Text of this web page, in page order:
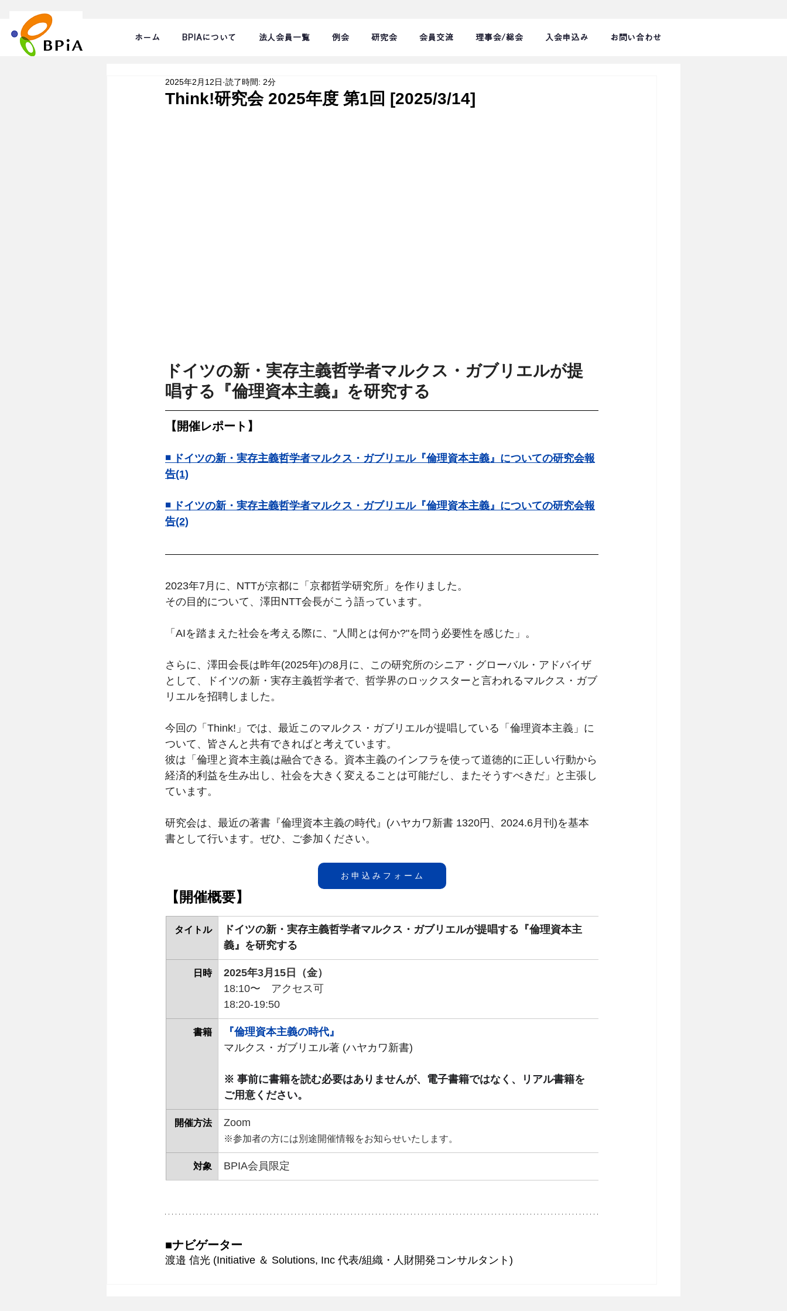
ホーム BPIAについて 法人会員一覧 例会 研究会 会員交流 理事会/総会 入会申込み お問い合わせ
Think!研究会 2025年度 第1回 [2025/3/14]
2025年2月12日 読了時間: 2分
ドイツの新・実存主義哲学者マルクス・ガブリエルが提
唱する『倫理資本主義』を研究する
【開催レポート】
◾️ ドイツの新・実存主義哲学者マルクス・ガブリエル『倫理資本主義』についての研究会報
告(1)
◾️ ドイツの新・実存主義哲学者マルクス・ガブリエル『倫理資本主義』についての研究会報
告(2)
2023年7月に、NTTが京都に「京都哲学研究所」を作りました。
その目的について、澤田NTT会長がこう語っています。
「AIを踏まえた社会を考える際に、"人間とは何か?"を問う必要性を感じた」。
さらに、澤田会長は昨年(2025年)の8月に、この研究所のシニア・グローバル・アドバイザ
として、ドイツの新・実存主義哲学者で、哲学界のロックスターと言われるマルクス・ガブ
リエルを招聘しました。
今回の「Think!」では、最近このマルクス・ガブリエルが提唱している「倫理資本主義」に
ついて、皆さんと共有できればと考えています。
彼は「倫理と資本主義は融合できる。資本主義のインフラを使って道徳的に正しい行動から
経済的利益を生み出し、社会を大きく変えることは可能だし、またそうすべきだ」と主張し
ています。
研究会は、最近の著書『倫理資本主義の時代』(ハヤカワ新書 1320円、2024.6月刊)を基本
書として行います。ぜひ、ご参加ください。
お 申 込 み フ ォ ー ム
【開催概要】
タイトル
ドイツの新・実存主義哲学者マルクス・ガブリエルが提唱する『倫理資本主
義』を研究する
日時
2025年3月15日（金）
18:10〜　アクセス可
18:20-19:50
書籍
『倫理資本主義の時代』
マルクス・ガブリエル著 (ハヤカワ新書)
※ 事前に書籍を読む必要はありませんが、電子書籍ではなく、リアル書籍を
ご用意ください。
開催方法 Zoom
※参加者の方には別途開催情報をお知らせいたします。
対象 BPIA会員限定
■ナビゲーター
渡邉 信光 (Initiative ＆ Solutions, Inc 代表/組織・人財開発コンサルタント)